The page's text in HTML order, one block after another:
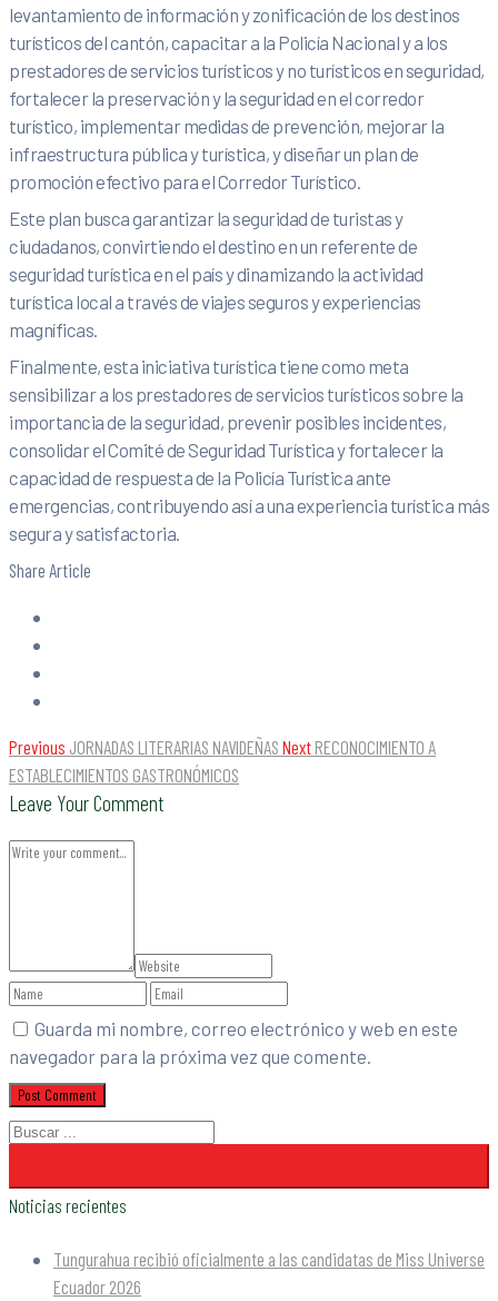
levantamiento de información y zonificación de los destinos
turísticos del cantón, capacitar a la Policía Nacional y a los
prestadores de servicios turísticos y no turísticos en seguridad,
fortalecer la preservación y la seguridad en el corredor
turístico, implementar medidas de prevención, mejorar la
infraestructura pública y turística, y diseñar un plan de
promoción efectivo para el Corredor Turístico.
Este plan busca garantizar la seguridad de turistas y
ciudadanos, convirtiendo el destino en un referente de
seguridad turística en el país y dinamizando la actividad
turística local a través de viajes seguros y experiencias
magníficas.
Finalmente, esta iniciativa turística tiene como meta
sensibilizar a los prestadores de servicios turísticos sobre la
importancia de la seguridad, prevenir posibles incidentes,
consolidar el Comité de Seguridad Turística y fortalecer la
capacidad de respuesta de la Policía Turística ante
emergencias, contribuyendo así a una experiencia turística más
segura y satisfactoria.
Share Article
Previous JORNADAS LITERARIAS NAVIDEÑAS Next RECONOCIMIENTO A
ESTABLECIMIENTOS GASTRONÓMICOS
Leave Your Comment
Guarda mi nombre, correo electrónico y web en este
navegador para la próxima vez que comente.
Noticias recientes
Tungurahua recibió oficialmente a las candidatas de Miss Universe
Ecuador 2026